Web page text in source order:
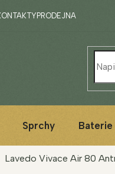
PRODEJNA
Sprchy Baterie
Lavedo Vivace Air 80